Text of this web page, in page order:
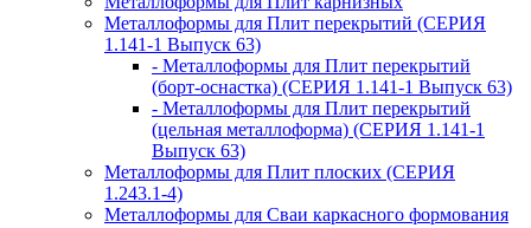
Металлоформы для Плит перекрытий (СЕРИЯ
1.141-1 Выпуск 63)
- Металлоформы для Плит перекрытий
(борт-оснастка) (СЕРИЯ 1.141-1 Выпуск 63)
- Металлоформы для Плит перекрытий
(цельная металлоформа) (СЕРИЯ 1.141-1
Выпуск 63)
Металлоформы для Плит плоских (СЕРИЯ
1.243.1-4)
Металлоформы для Сваи каркасного формования